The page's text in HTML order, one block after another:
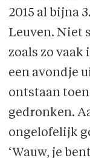
2015 al bijna
Leuven. Niet
zoals zo
een avondje
ontstaan
gedronken.
ongelofelijk
‘Wauw, je